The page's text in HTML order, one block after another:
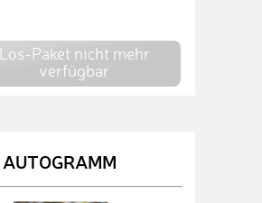
Los-Paket nicht mehr
verfügbar
AUTOGRAMM